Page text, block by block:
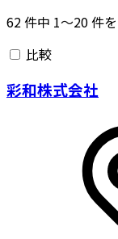
62件中 1〜20件
比較
彩和株式会社